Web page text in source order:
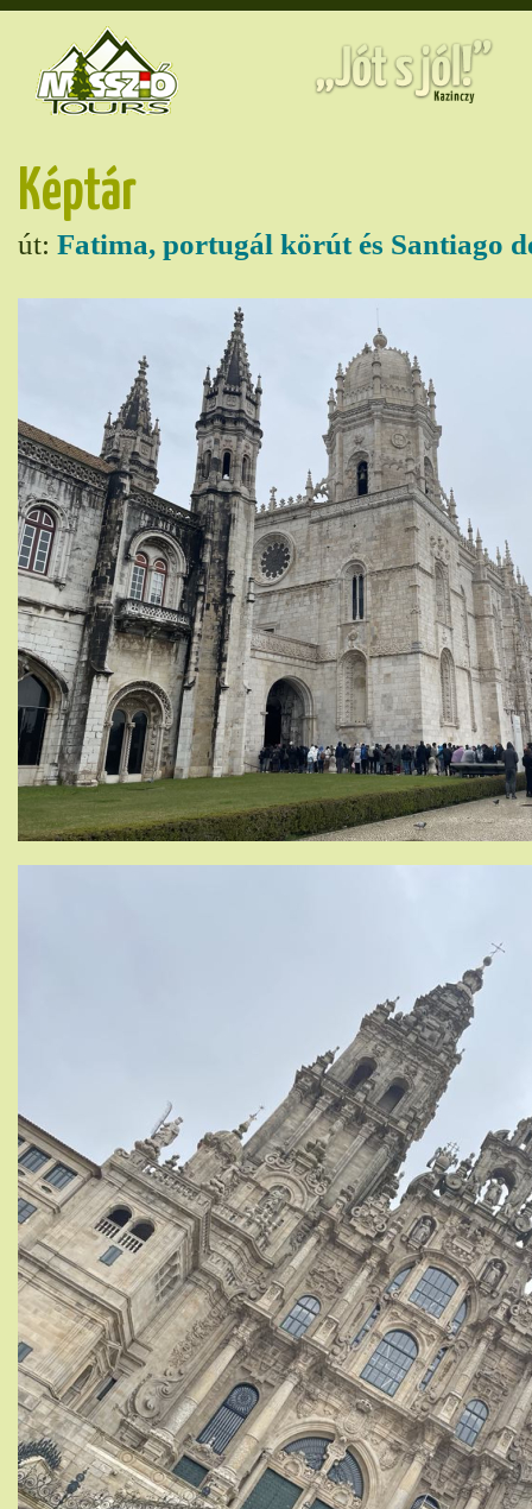
Képtár
út: Fatima, portugál körút és Santiago